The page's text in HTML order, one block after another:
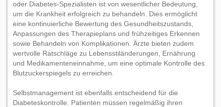
oder Diabetes-Spezialisten ist von wesentlicher Bedeutung,
um die Krankheit erfolgreich zu behandeln. Dies ermöglicht
eine kontinuierliche Bewertung des Gesundheitszustands,
Anpassungen des Therapieplans und frühzeitiges Erkennen
sowie Behandeln von Komplikationen. Ärzte bieten zudem
wertvolle Ratschläge zu Lebensstiländerungen, Ernährung
und Medikamenteneinnahme, um eine optimale Kontrolle des
Blutzuckerspiegels zu erreichen.
Selbstmanagement ist ebenfalls entscheidend für die
Diabeteskontrolle. Patienten müssen regelmäßig ihren